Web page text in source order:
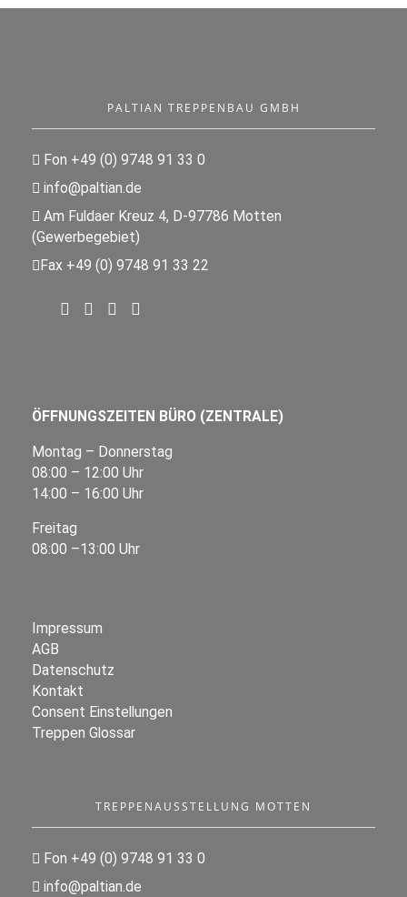
PALTIAN TREPPENBAU GMBH
Fon +49 (0) 9748 91 33 0
info@paltian.de
Am Fuldaer Kreuz 4, D-97786 Motten
(Gewerbegebiet)
Fax +49 (0) 9748 91 33 22
ÖFFNUNGSZEITEN BÜRO (ZENTRALE)
Montag – Donnerstag
08:00 – 12:00 Uhr
14:00 – 16:00 Uhr
Freitag
08:00 –13:00 Uhr
Impressum
AGB
Datenschutz
Kontakt
Consent Einstellungen
Treppen Glossar
TREPPENAUSSTELLUNG MOTTEN
Fon +49 (0) 9748 91 33 0
info@paltian.de